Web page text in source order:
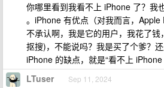
你哪里看到我看不上 iPhone 了？我
。iPhone 有优点（对我而言，
不承认啊，我是它的用户，我花了
抠搜)，不能说吗？我是买了个爹？
iPhone 的缺点，就是“看不上 iPhone
LTuser Sep 11, 2024